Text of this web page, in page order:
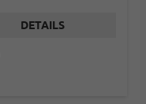
DETAILS